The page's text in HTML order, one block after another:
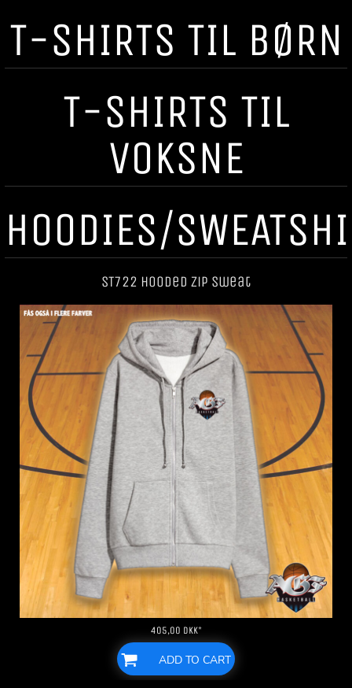
T-SHIRTS TIL BØRN
T-SHIRTS TIL
VOKSNE
HOODIES/
ST722 Hooded Zip Sweat
405,00 DKK*
ADD TO CART